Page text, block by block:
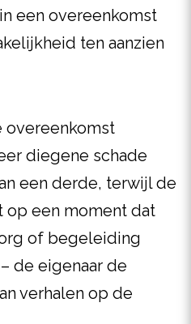
een overeenkomst
ten aanzien
overeenkomst
diegene schade
een derde, terwijl de
op een moment dat
of begeleiding
de eigenaar de
verhalen op de